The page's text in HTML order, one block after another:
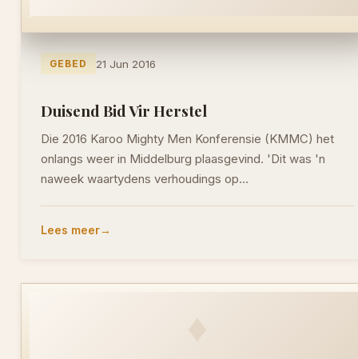
GEBED 21 Jun 2016
Duisend Bid Vir Herstel
Die 2016 Karoo Mighty Men Konferensie (KMMC) het
onlangs weer in Middelburg plaasgevind. 'Dit was 'n
naweek waartydens verhoudings op…
Lees meer